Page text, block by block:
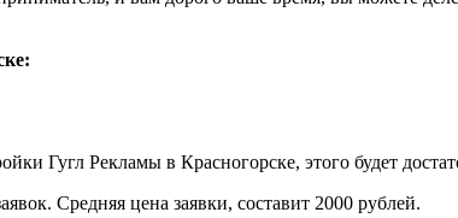
Гугл Рекламы в Красногорске, этого будет
Средняя цена заявки, составит 2000 рублей.